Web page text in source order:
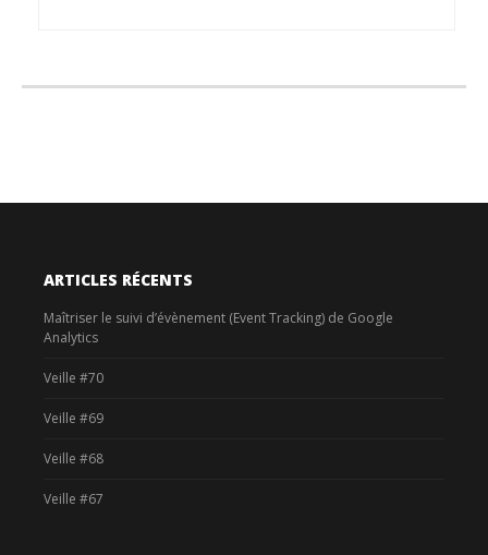
ARTICLES RÉCENTS
Maîtriser le suivi d’évènement (Event Tracking) de Google
Analytics
Veille #70
Veille #69
Veille #68
Veille #67